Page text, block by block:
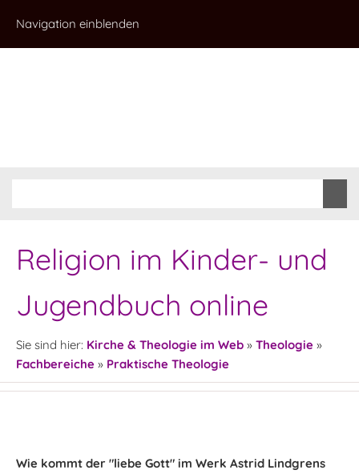
Navigation einblenden
Religion im Kinder- und
Jugendbuch online
Sie sind hier: Kirche & Theologie im Web » Theologie »
Fachbereiche » Praktische Theologie
Wie kommt der "liebe Gott" im Werk Astrid Lindgrens